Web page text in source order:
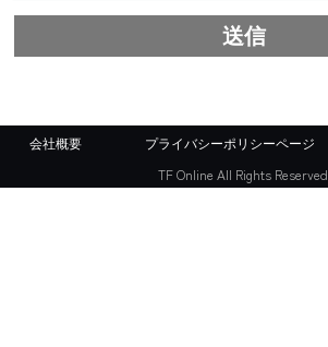
送信
会社概要 プライバシーポリシーページ
TF Online All Rights Reserved.